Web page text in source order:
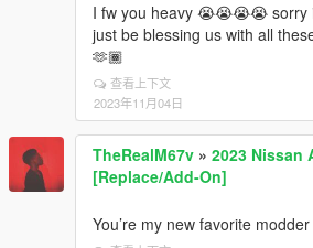
I fw you heavy 😭😭😭😭 sorry
just be blessing us with all
🫶🏾
查看上下文
2023年11月04日
TheRealM67v » 2023 Nissan
[Replace/Add-On]
You’re my new favorite